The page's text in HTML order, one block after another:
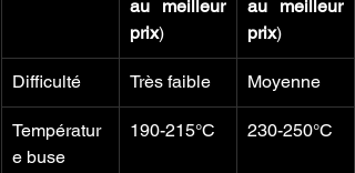
au meilleur
prix)
au meilleur
prix)
Difficulté Très faible Moyenne
Températur
e buse
190-215°C 230-250°C